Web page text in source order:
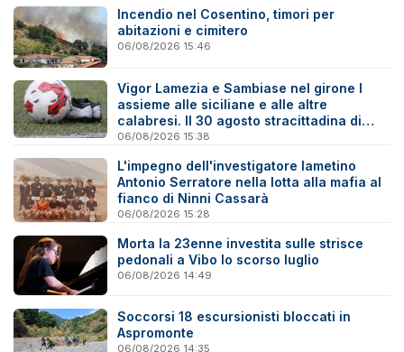
Incendio nel Cosentino, timori per
abitazioni e cimitero
06/08/2026 15:46
Vigor Lamezia e Sambiase nel girone I
assieme alle siciliane e alle altre
calabresi. Il 30 agosto stracittadina di
Coppa Italia
06/08/2026 15:38
L'impegno dell'investigatore lametino
Antonio Serratore nella lotta alla mafia al
fianco di Ninni Cassarà
06/08/2026 15:28
Morta la 23enne investita sulle strisce
pedonali a Vibo lo scorso luglio
06/08/2026 14:49
Soccorsi 18 escursionisti bloccati in
Aspromonte
06/08/2026 14:35